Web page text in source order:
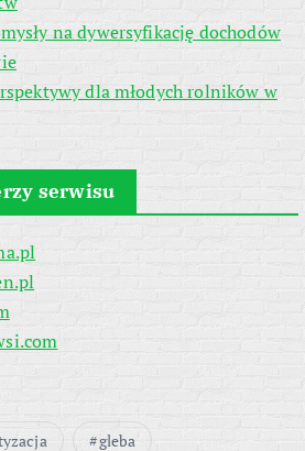
na dywersyfikację dochodów
dla młodych rolników w
serwisu
gleba